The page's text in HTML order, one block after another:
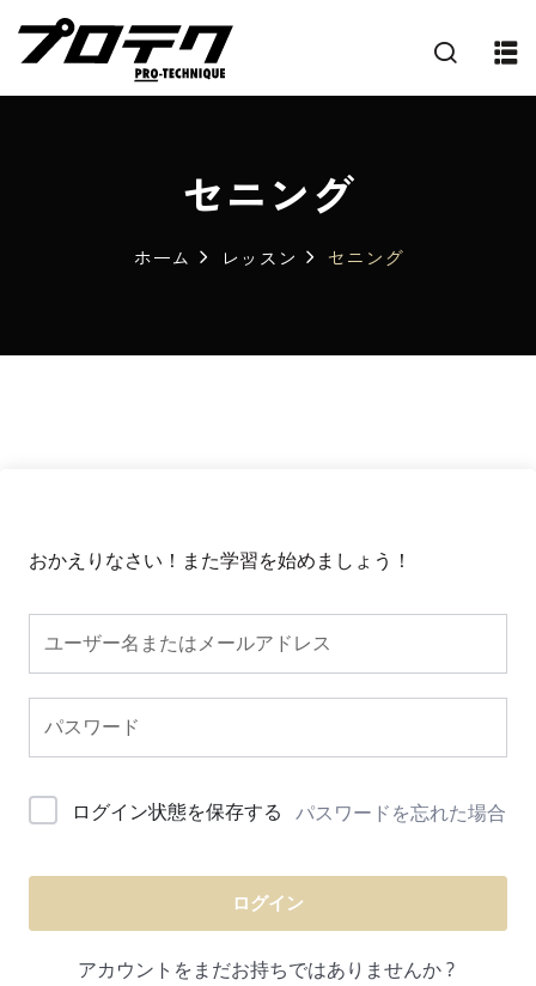
セニング
ホーム レッスン セニング
おかえりなさい！また学習を始めましょう！
ログイン状態を保存する パスワードを忘れた場合
ログイン
アカウントをまだお持ちではありませんか ?